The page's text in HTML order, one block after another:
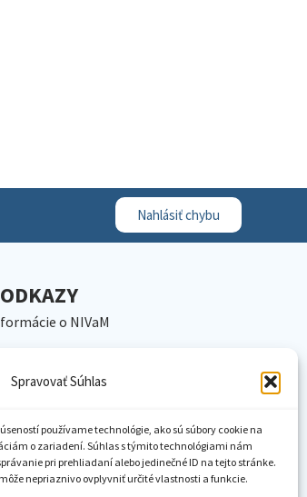
Spravovať Súhlas
používame technológie, ako sú súbory cookie na
o zariadení. Súhlas s týmito technológiami nám
pri prehliadaní alebo jedinečné ID na tejto stránke.
nepriaznivo ovplyvniť určité vlastnosti a funkcie.
Nahlásiť chybu
o NIVaM
inštitúcie